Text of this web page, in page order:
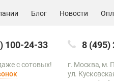
Блог Новости
100-24-33
с сотовых!
8 (495)
г. Москва, м.
ул.